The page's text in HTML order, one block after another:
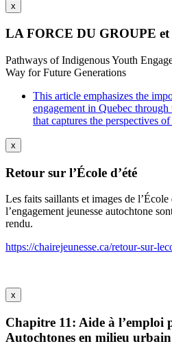
x
LA FORCE DU GROUPE et
Pathways of Indigenous Youth
Way for Future Generations
This article emphasizes the
engagement in Quebec
that captures the perspectives
x
Retour sur l’École d’été
Les faits saillants et images de l’École
l’engagement jeunesse autochtone
rendu.
https://chairejeunesse.ca/retour-sur-
x
Chapitre 11: Aide à l’emploi
Autochtones en milieu urbain